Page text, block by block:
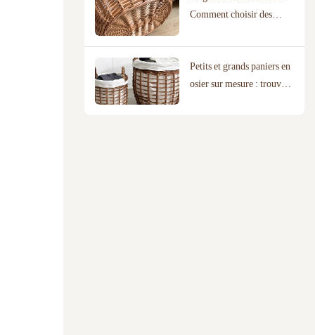
Comment choisir des
qualité
Petits et grands paniers en
osier sur mesure : trouver